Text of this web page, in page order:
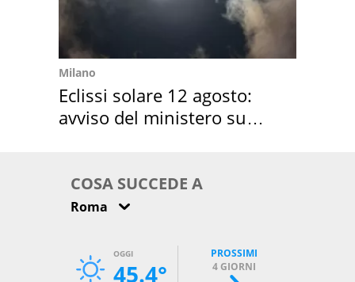
Milano
Eclissi solare 12 agosto:
avviso del ministero su